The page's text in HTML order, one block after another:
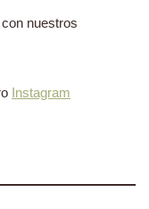
nuestros
Instagram